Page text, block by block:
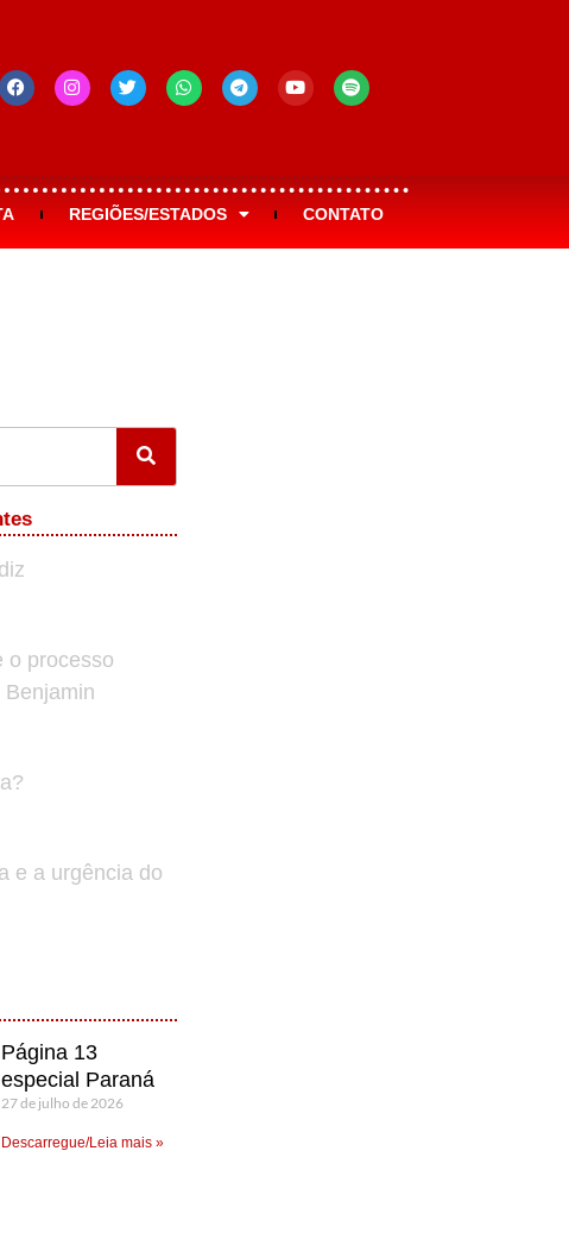
REGIÕES/ESTADOS CONTATO
o processo
e a urgência do
Página 13
especial Paraná
27 de julho de 2026
Descarregue/Leia mais »